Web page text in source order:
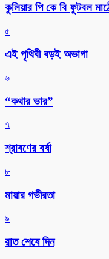
কুলিয়ার পি কে বি ফুটবল
৫
এই পৃথিবী বড়ই অভাগা
৬
“কথার ভার”
৭
শ্রাবণের বর্ষা
৮
মায়ার গভীরতা
৯
রাত শেষে দিন